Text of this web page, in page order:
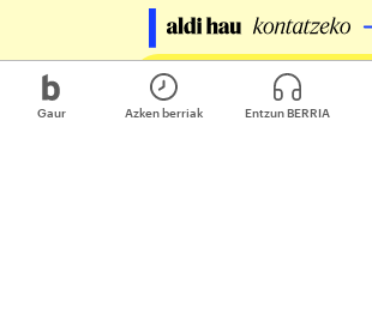
Gaur Azken berriak Entzun BERRIA
Egin zure ekarpena